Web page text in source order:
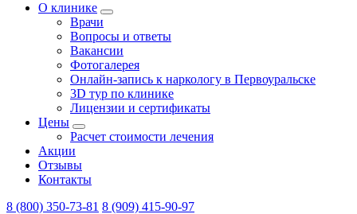
О клинике
Врачи
Вопросы и ответы
Вакансии
Фотогалерея
Онлайн-запись к наркологу в Первоуральске
3D тур по клинике
Лицензии и сертификаты
Цены
Расчет стоимости лечения
Акции
Отзывы
Контакты
8 (800) 350-73-81 8 (909) 415-90-97